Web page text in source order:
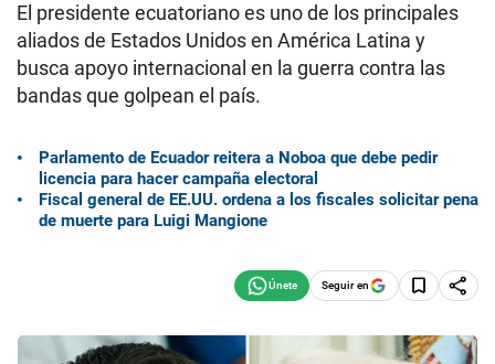
El presidente ecuatoriano es uno de los principales
aliados de Estados Unidos en América Latina y
busca apoyo internacional en la guerra contra las
bandas que golpean el país.
Parlamento de Ecuador reitera a Noboa que debe pedir
licencia para hacer campaña electoral
Fiscal general de EE.UU. ordena a los fiscales solicitar pena
de muerte para Luigi Mangione
Seguir en